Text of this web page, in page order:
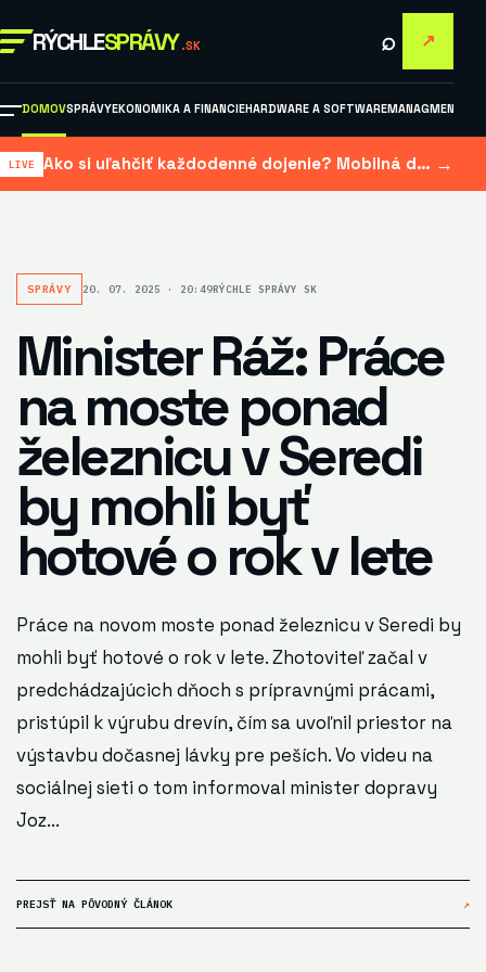
RÝCHLESPRÁVY .SK ⌕ ↗
DOMOVSPRÁVYEKONOMIKA A FINANCIEHARDWARE A SOFTWAREMANAGMENT A
Ako si uľahčiť každodenné dojenie? Mobilná dojačka šetrí čas aj námahu →
SPRÁVY 20. 07. 2025 · 20:49RÝCHLE SPRÁVY SK
Minister Ráž: Práce
na moste ponad
železnicu v Seredi
by mohli byť
hotové o rok v lete
Práce na novom moste ponad železnicu v Seredi by
mohli byť hotové o rok v lete. Zhotoviteľ začal v
predchádzajúcich dňoch s prípravnými prácami,
pristúpil k výrubu drevín, čím sa uvoľnil priestor na
výstavbu dočasnej lávky pre peších. Vo videu na
sociálnej sieti o tom informoval minister dopravy
Joz...
PREJSŤ NA PÔVODNÝ ČLÁNOK ↗